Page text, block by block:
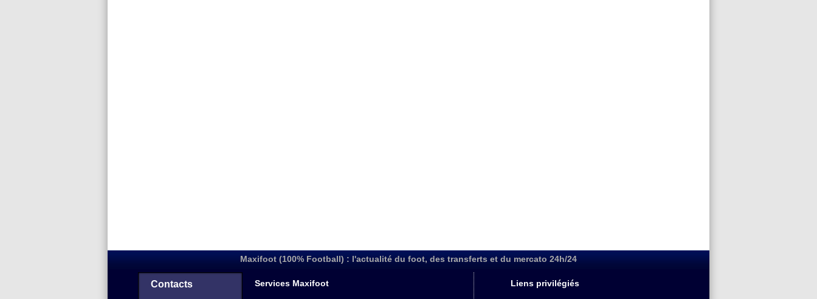
Maxifoot (100% Football) : l'actualité du foot, des transferts et du mercato 24h/24
Contacts Services Maxifoot Liens privilégiés